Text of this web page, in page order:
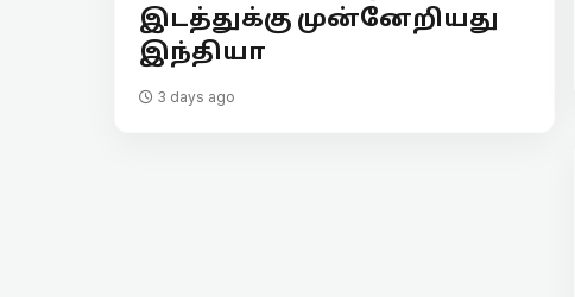
இடத்துக்கு முன்னேறியது
இந்தியா
3 days ago